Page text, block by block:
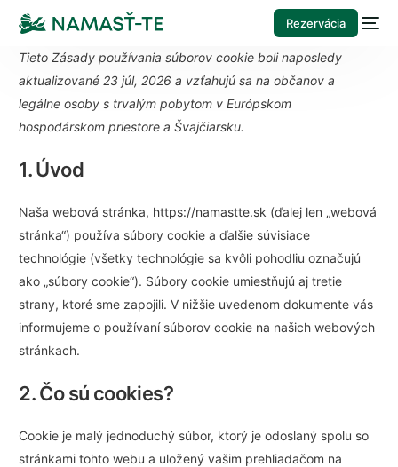
Rezervácia
Tieto Zásady používania súborov cookie boli naposledy
aktualizované 23 júl, 2026 a vzťahujú sa na občanov a
legálne osoby s trvalým pobytom v Európskom
hospodárskom priestore a Švajčiarsku.
1. Úvod
Naša webová stránka, https://namastte.sk (ďalej len „webová
stránka“) používa súbory cookie a ďalšie súvisiace
technológie (všetky technológie sa kvôli pohodliu označujú
ako „súbory cookie“). Súbory cookie umiestňujú aj tretie
strany, ktoré sme zapojili. V nižšie uvedenom dokumente vás
informujeme o používaní súborov cookie na našich webových
stránkach.
2. Čo sú cookies?
Cookie je malý jednoduchý súbor, ktorý je odoslaný spolu so
stránkami tohto webu a uložený vašim prehliadačom na